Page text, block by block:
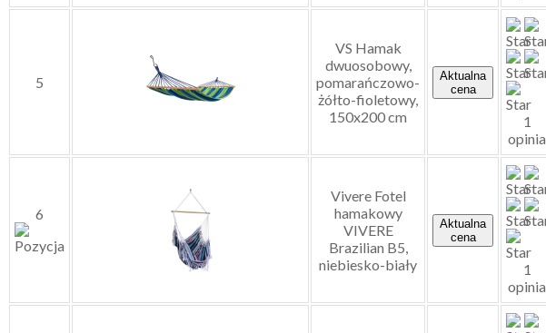
5
VS Hamak
dwuosobowy,
pomarańczowo-
żółto-fioletowy,
150x200 cm
Aktualna
cena
1
opinia
6
Vivere Fotel
hamakowy
VIVERE
Brazilian B5,
niebiesko-biały
Aktualna
cena
1
opinia